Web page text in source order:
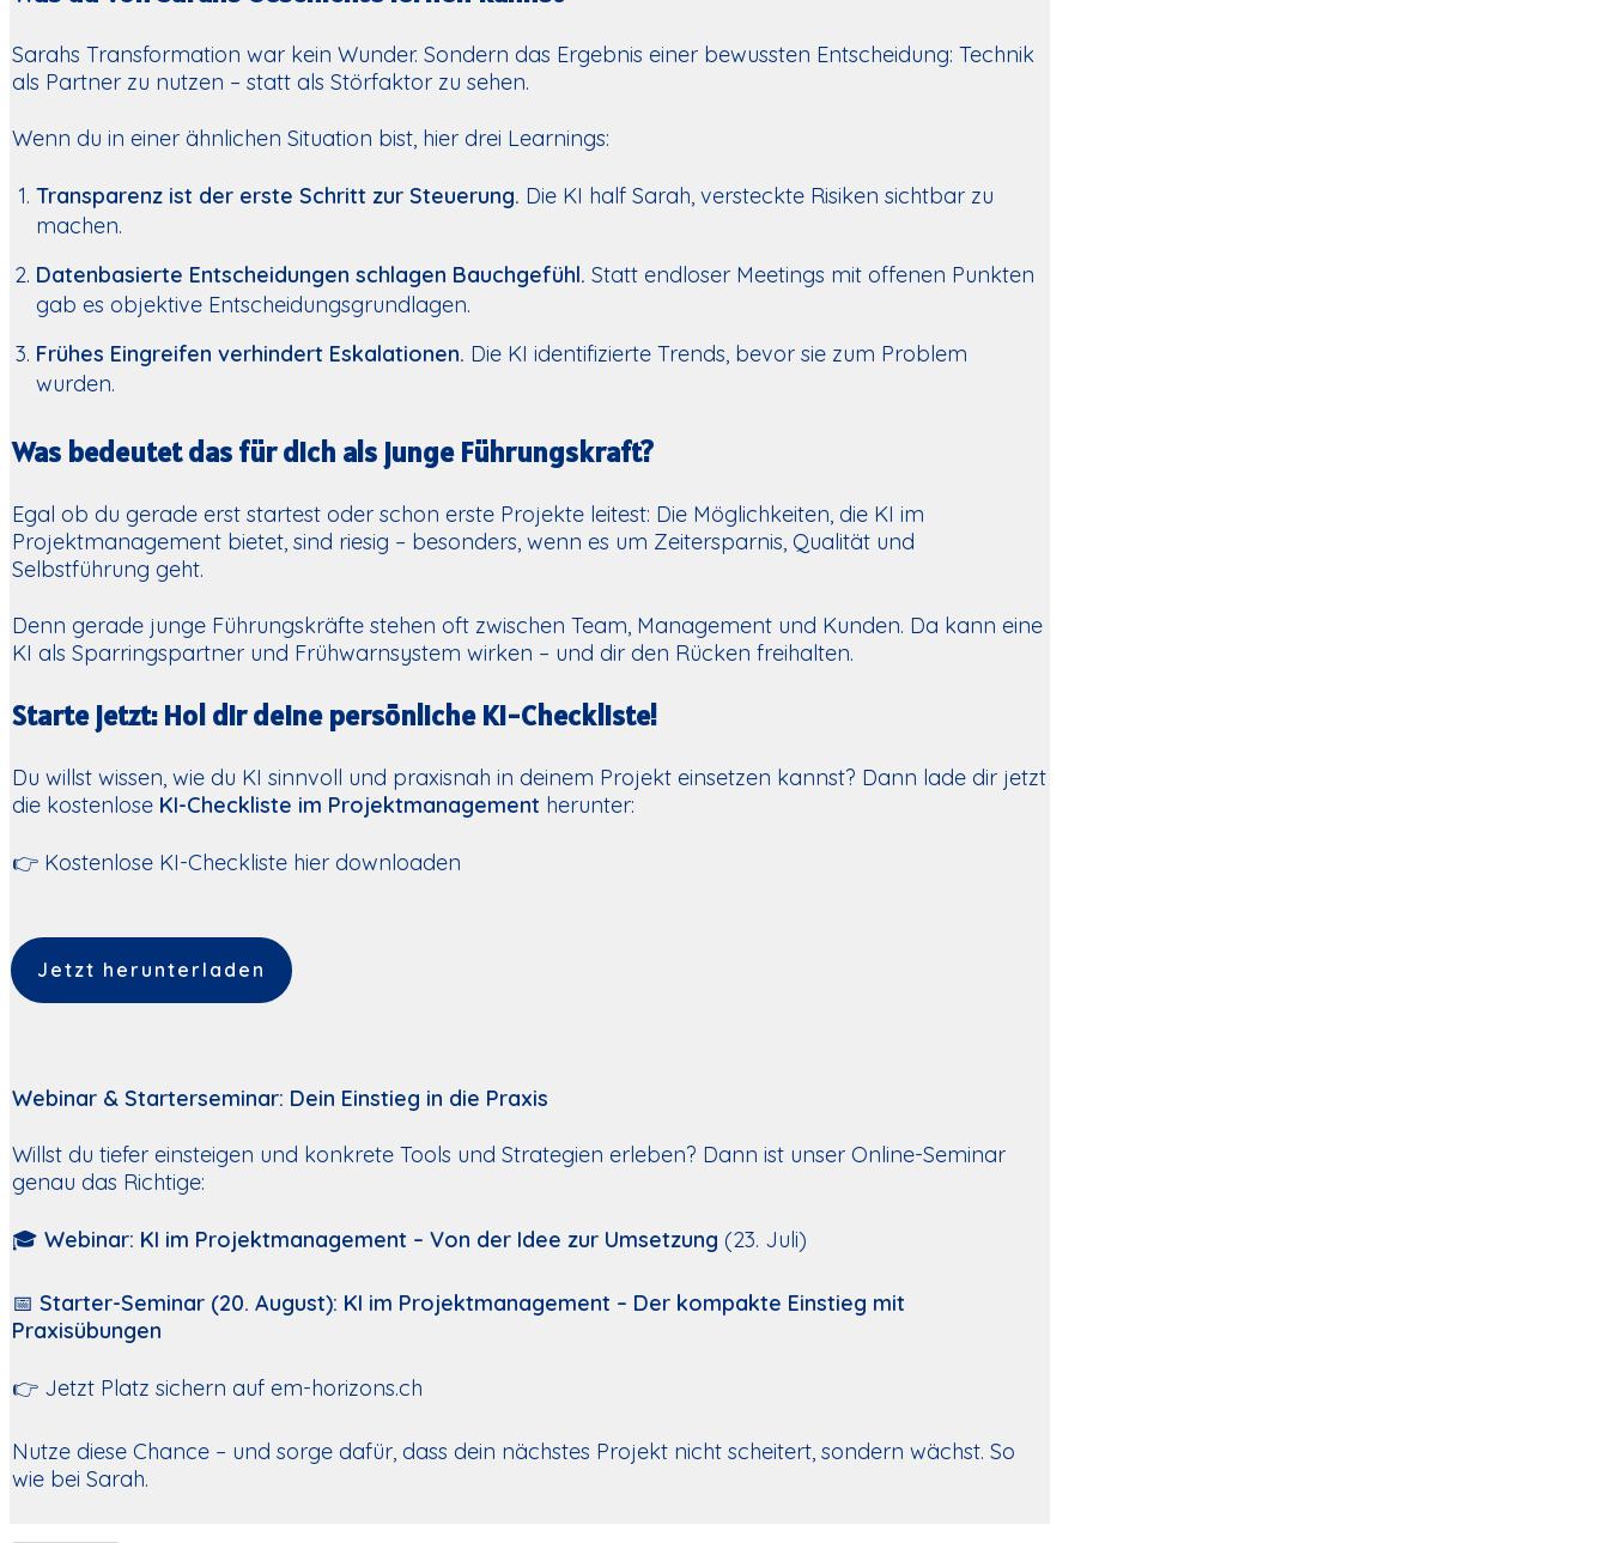
Sarahs Transformation war kein Wunder. Sondern das Ergebnis einer bewussten Entscheidung: Technik
als Partner zu nutzen – statt als Störfaktor zu sehen.
Wenn du in einer ähnlichen Situation bist, hier drei Learnings:
Transparenz ist der erste Schritt zur Steuerung. Die KI half Sarah, versteckte Risiken sichtbar zu
machen.
Datenbasierte Entscheidungen schlagen Bauchgefühl. Statt endloser Meetings mit offenen Punkten
gab es objektive Entscheidungsgrundlagen.
Frühes Eingreifen verhindert Eskalationen. Die KI identifizierte Trends, bevor sie zum Problem
wurden.
Was bedeutet das für dich als junge Führungskraft?
Egal ob du gerade erst startest oder schon erste Projekte leitest: Die Möglichkeiten, die KI im
Projektmanagement bietet, sind riesig – besonders, wenn es um Zeitersparnis, Qualität und
Selbstführung geht.
Denn gerade junge Führungskräfte stehen oft zwischen Team, Management und Kunden. Da kann eine
KI als Sparringspartner und Frühwarnsystem wirken – und dir den Rücken freihalten.
Starte jetzt: Hol dir deine persönliche KI-Checkliste!
Du willst wissen, wie du KI sinnvoll und praxisnah in deinem Projekt einsetzen kannst? Dann lade dir jetzt
die kostenlose KI-Checkliste im Projektmanagement herunter:
👉 Kostenlose KI-Checkliste hier downloaden
Jetzt herunterladen
Webinar & Starterseminar: Dein Einstieg in die Praxis
Willst du tiefer einsteigen und konkrete Tools und Strategien erleben? Dann ist unser Online-Seminar
genau das Richtige:
🎓 Webinar: KI im Projektmanagement – Von der Idee zur Umsetzung (23. Juli)
📅 Starter-Seminar (20. August): KI im Projektmanagement – Der kompakte Einstieg mit
Praxisübungen
👉 Jetzt Platz sichern auf em-horizons.ch
Nutze diese Chance – und sorge dafür, dass dein nächstes Projekt nicht scheitert, sondern wächst. So
wie bei Sarah.